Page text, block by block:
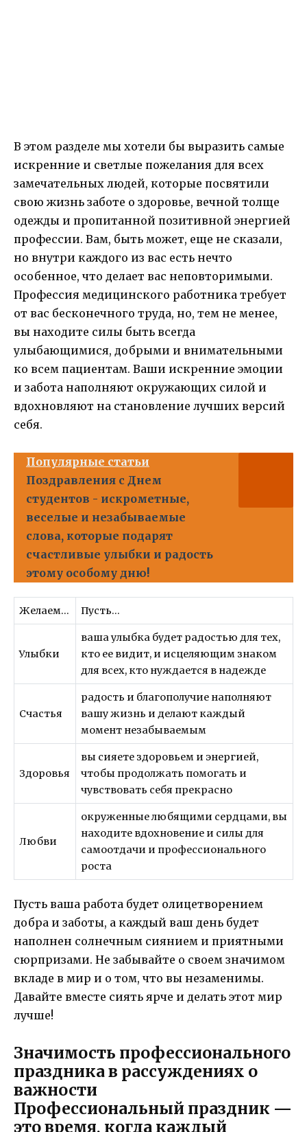
В этом разделе мы хотели бы выразить самые
искренние и светлые пожелания для всех
замечательных людей, которые посвятили
свою жизнь заботе о здоровье, вечной толще
одежды и пропитанной позитивной энергией
профессии. Вам, быть может, еще не сказали,
но внутри каждого из вас есть нечто
особенное, что делает вас неповторимыми.
Профессия медицинского работника требует
от вас бесконечного труда, но, тем не менее,
вы находите силы быть всегда
улыбающимися, добрыми и внимательными
ко всем пациентам. Ваши искренние эмоции
и забота наполняют окружающих силой и
вдохновляют на становление лучших версий
себя.
Популярные статьи
Поздравления с Днем
студентов - искрометные,
веселые и незабываемые
слова, которые подарят
счастливые улыбки и радость
этому особому дню!
Желаем… Пусть…
Улыбки
ваша улыбка будет радостью для тех,
кто ее видит, и исцеляющим знаком
для всех, кто нуждается в надежде
Счастья
радость и благополучие наполняют
вашу жизнь и делают каждый
момент незабываемым
Здоровья
вы сияете здоровьем и энергией,
чтобы продолжать помогать и
чувствовать себя прекрасно
Любви
окруженные любящими сердцами, вы
находите вдохновение и силы для
самоотдачи и профессионального
роста
Пусть ваша работа будет олицетворением
добра и заботы, а каждый ваш день будет
наполнен солнечным сиянием и приятными
сюрпризами. Не забывайте о своем значимом
вкладе в мир и о том, что вы незаменимы.
Давайте вместе сиять ярче и делать этот мир
лучше!
Значимость профессионального
праздника в рассуждениях о
важности
Профессиональный праздник —
это время, когда каждый